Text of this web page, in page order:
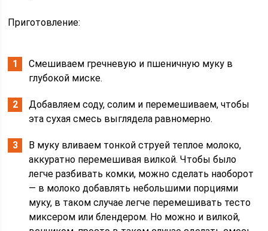
Приготовление:
Смешиваем гречневую и пшеничную муку в
глубокой миске.
Добавляем соду, солим и перемешиваем, чтобы
эта сухая смесь выглядела равномерно.
В муку вливаем тонкой струей теплое молоко,
аккуратно перемешивая вилкой. Чтобы было
легче разбивать комки, можно сделать наоборот
— в молоко добавлять небольшими порциями
муку, в таком случае легче перемешивать тесто
миксером или блендером. Но можно и вилкой,